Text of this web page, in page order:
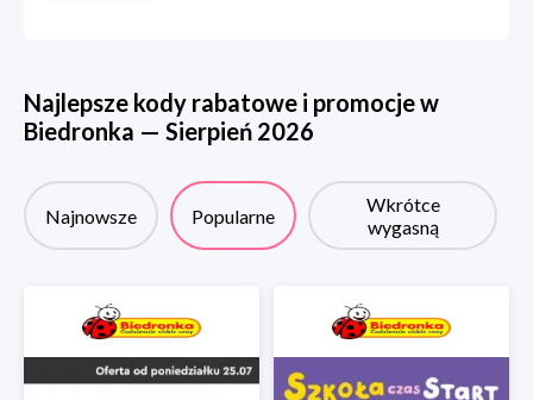
Najlepsze kody rabatowe i promocje w
Biedronka — Sierpień 2026
Najnowsze Popularne
Wkrótce
wygasną